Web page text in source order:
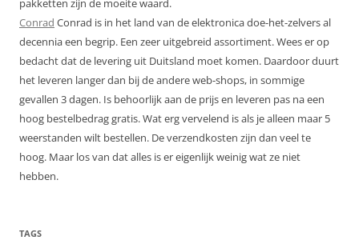
pakketten zijn de moeite waard.
Conrad Conrad is in het land van de elektronica doe-het-zelvers al
decennia een begrip. Een zeer uitgebreid assortiment. Wees er op
bedacht dat de levering uit Duitsland moet komen. Daardoor duurt
het leveren langer dan bij de andere web-shops, in sommige
gevallen 3 dagen. Is behoorlijk aan de prijs en leveren pas na een
hoog bestelbedrag gratis. Wat erg vervelend is als je alleen maar 5
weerstanden wilt bestellen. De verzendkosten zijn dan veel te
hoog. Maar los van dat alles is er eigenlijk weinig wat ze niet
hebben.
TAGS